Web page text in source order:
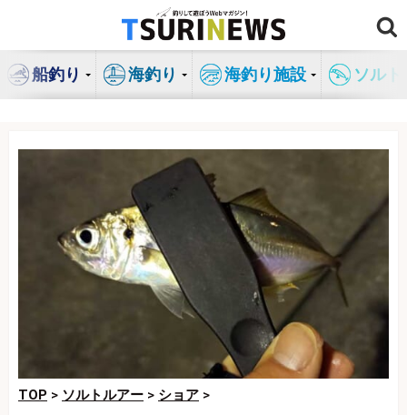
ン
船釣り 海釣り 海釣り施設 ソル
TOP > ソルトルアー > ショア >